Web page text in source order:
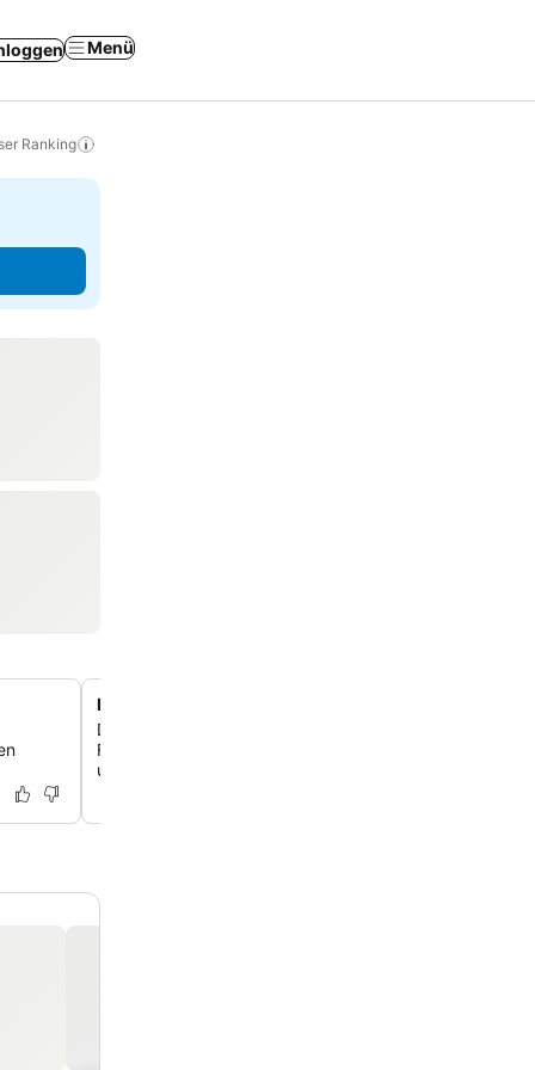
Menü
Ranking
Erstklassige Lage in der Gegend von Princeton
Das Hotel liegt in der Nähe der Princeton University
Firmenbüros und bietet einfachen Zugang zu lokalen
und Geschäftszentren.